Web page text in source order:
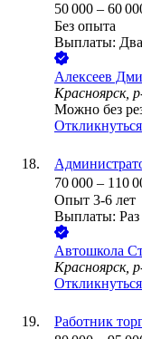
50 000 – 60
Без опыта
Выплаты: Два
Алексеев
Красноярск,
Можно без
Откликнуться
70 000 – 110
Опыт 3-6 лет
Выплаты:
Автошкола
Красноярск,
Откликнуться
Работник